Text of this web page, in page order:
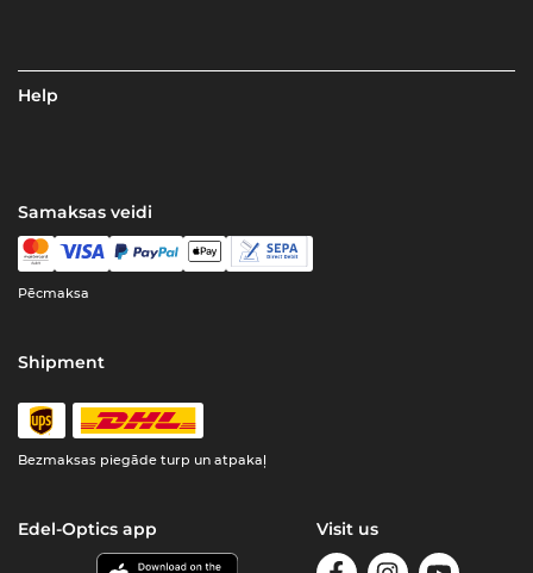
Help
Samaksas veidi
Pēcmaksa
Shipment
Bezmaksas piegāde turp un atpakaļ
Edel-Optics app Visit us